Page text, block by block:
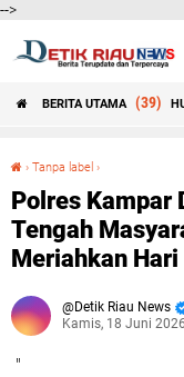
-->
BERITA UTAMA (39)
› Tanpa label ›
Polres Kampar
Tengah
Meriahkan
Detik Riau News
Kamis, 18 Juni
"